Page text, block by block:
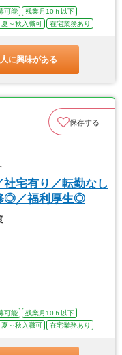
可能
残業月10ｈ以下
夏～秋入職可 在宅業務あり
に興味がある
保存する
社宅有り／転勤なし
◎／福利厚生◎
可能
残業月10ｈ以下
夏～秋入職可 在宅業務あり